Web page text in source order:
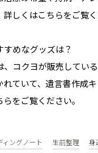
しくはこちらをご覧く
すめなグッズは？
、コクヨが販売してい
れていて、遺言書作成
をご覧ください。
ィングノート 生前整理 身